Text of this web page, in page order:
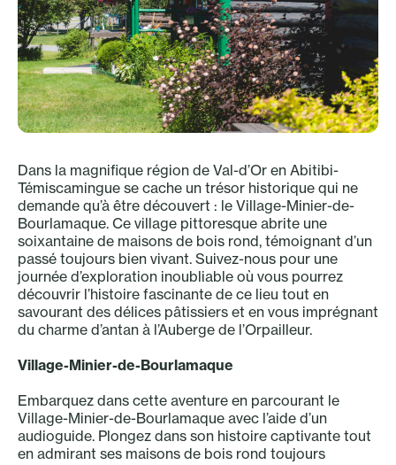
Dans la magnifique région de Val-d’Or en Abitibi-
Témiscamingue se cache un trésor historique qui ne
demande qu’à être découvert : le Village-Minier-de-
Bourlamaque. Ce village pittoresque abrite une
soixantaine de maisons de bois rond, témoignant d’un
passé toujours bien vivant. Suivez-nous pour une
journée d’exploration inoubliable où vous pourrez
découvrir l’histoire fascinante de ce lieu tout en
savourant des délices pâtissiers et en vous imprégnant
du charme d’antan à l’Auberge de l’Orpailleur.
Village-Minier-de-Bourlamaque
Embarquez dans cette aventure en parcourant le
Village-Minier-de-Bourlamaque avec l’aide d’un
audioguide. Plongez dans son histoire captivante tout
en admirant ses maisons de bois rond toujours